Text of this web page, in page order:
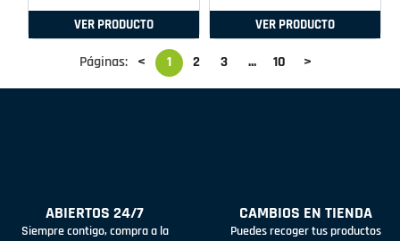
VER PRODUCTO VER PRODUCTO
Páginas: < 1 2 3 ... 10 >
ABIERTOS 24/7
Siempre contigo, compra a la
CAMBIOS EN TIENDA
Puedes recoger tus productos